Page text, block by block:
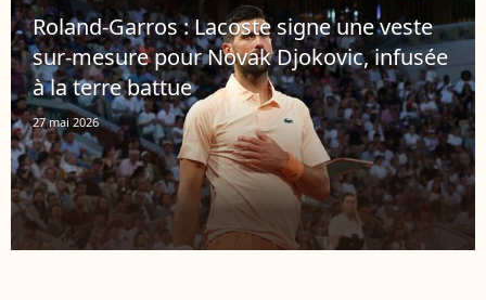
Roland-Garros : Lacoste signe une veste
sur-mesure pour Novak Djokovic, infusée
à la terre battue
27 mai 2026